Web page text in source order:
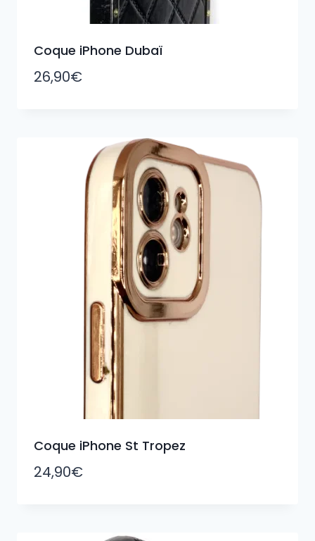
Coque iPhone Dubaï
26,90€
Coque iPhone St Tropez
24,90€